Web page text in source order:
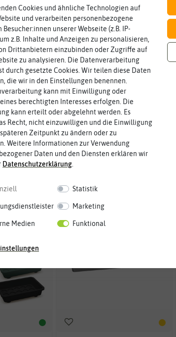
(84 Stück)
€
Zinkschale mit Anzuchttöpfen
59,95 € ab 29,98 €
-50%
Cookies und ähnliche Technologien auf
und verarbeiten personenbezogene
Besucher:innen unserer Webseite (z.B. IP-
z.B. Inhalte und Anzeigen zu personalisieren,
Drittanbietern einzubinden oder Zugriffe auf
zu analysieren. Die Datenverarbeitung
durch gesetzte Cookies. Wir teilen diese Daten
die wir in den Einstellungen benennen.
kann mit Einwilligung oder
berechtigten Interesses erfolgen. Die
kann erteilt oder abgelehnt werden. Es
Recht, nicht einzuwilligen und die Einwilligung
Zeitpunkt zu ändern oder zu
Weitere Informationen zur Verwendung
Daten und den Diensten erklären wir
Daten­schutz­erklärung
Statistik
Marketing
Medien Funktional